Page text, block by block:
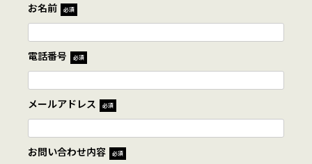
お名前 必須
電話番号 必須
メールアドレス 必須
お問い合わせ内容 必須